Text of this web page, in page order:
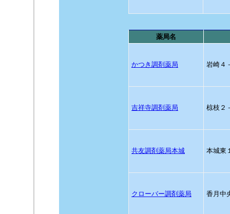
薬局名
かつき調剤薬局 岩崎４
吉祥寺調剤薬局 椋枝２
共友調剤薬局本城 本城東
クローバー調剤薬局 香月中